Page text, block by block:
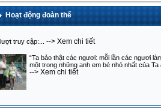
Hoạt động đoàn thể
truy cập:... --> Xem chi tiết
“Ta bảo thật các ngươi: mỗi lần các ngươi
một trong những anh em bé nhỏ nhất của Ta
--> Xem chi tiết